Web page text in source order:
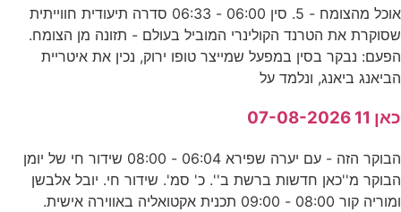
אוכל מהצומח - 5. סין 06:00 - 06:33 סדרה תיעודית חווייתית
שסוקרת את הטרנד הקולינרי המוביל בעולם - תזונה מן הצומח.
הפעם: נבקר בסין במפעל שמייצר טופו ירוק, נכין את איטריית
הביאנג ביאנג, ונלמד על
כאן 11 07-08-2026
הבוקר הזה - עם יערה שפירא 06:04 - 08:00 שידור חי של יומן
הבוקר מ''כאן חדשות ברשת ב''. כ' סמ'. שידור חי. יובל אלבשן
ומוריה קור 08:00 - 09:00 תכנית אקטואליה באווירה אישית.